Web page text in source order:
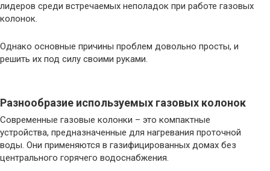
лидеров среди встречаемых неполадок при работе газовых
колонок.
Однако основные причины проблем довольно просты, и
решить их под силу своими руками.
Разнообразие используемых газовых колонок
Современные газовые колонки – это компактные
устройства, предназначенные для нагревания проточной
воды. Они применяются в газифицированных домах без
центрального горячего водоснабжения.